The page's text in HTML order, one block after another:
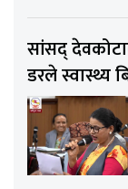
सांसद्
डरले स्वास्थ्य